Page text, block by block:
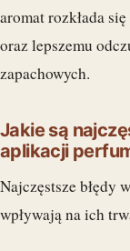
aromat rozkłada
oraz lepszemu
zapachowych.
Jakie są
aplikacji
Najczęstsze błędy
wpływają na ich